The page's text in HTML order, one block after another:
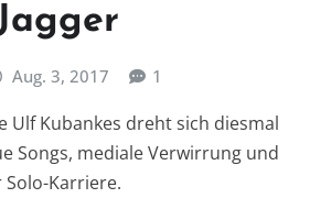
Aug. 3, 2017 1
Ulf Kubankes dreht sich diesmal
Songs, mediale Verwirrung und
Karriere.